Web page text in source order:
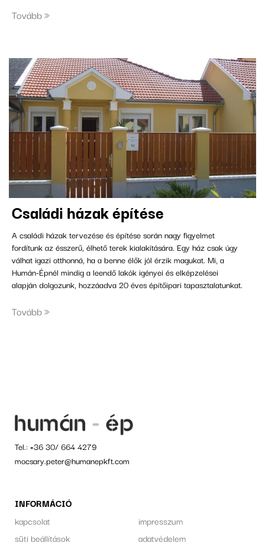
Tovább
családi házak építése
A családi házak tervezése és építése során nagy figyelmet
fordítunk az ésszerű, élhető terek kialakítására. Egy ház csak úgy
válhat igazi otthonná, ha a benne élők jól érzik magukat. Mi, a
Humán-Épnél mindig a leendő lakók igényei és elképzelései
alapján dolgozunk, hozzáadva 20 éves építőipari tapasztalatunkat.
Tovább
Tel.:+36 30/ 664 4279
mocsary.peter@humanepkft.com
INFORMÁCIÓ
kapcsolat
impresszum
süti beállítások
adatvédelem